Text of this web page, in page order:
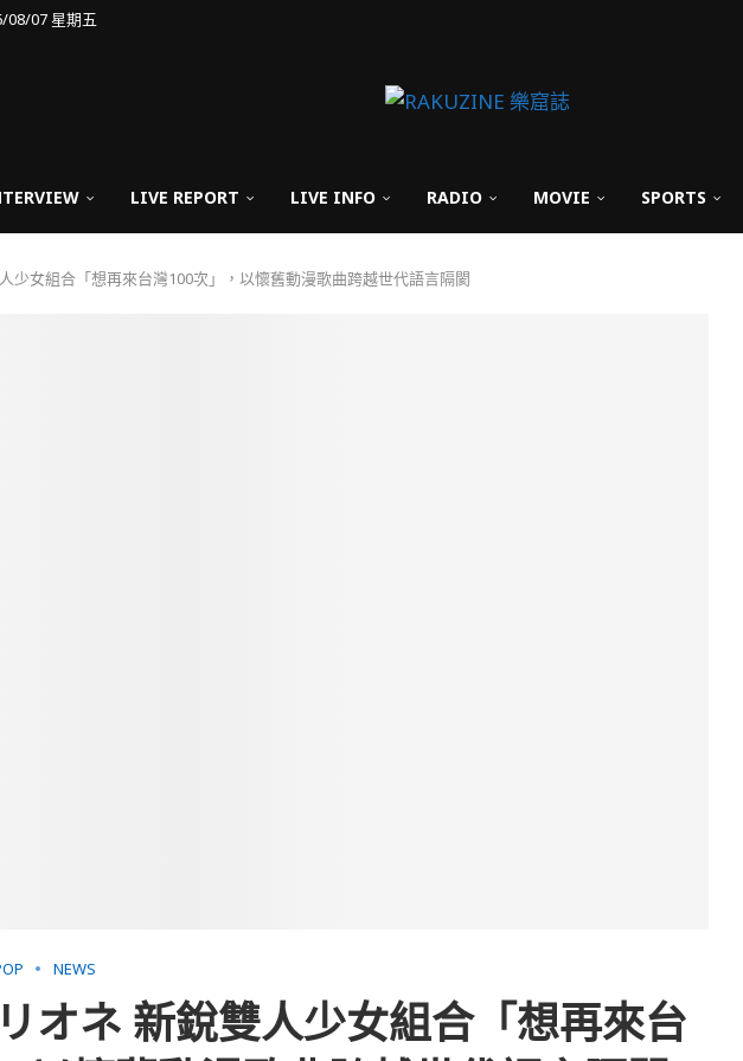
07 星期五
LIVE REPORT LIVE INFO RADIO MOVIE SPORTS
少女組合「想再來台灣100次」，以懷舊動漫歌曲跨越世代語言隔閡
NEWS
オネ 新銳雙人少女組合「想再來台